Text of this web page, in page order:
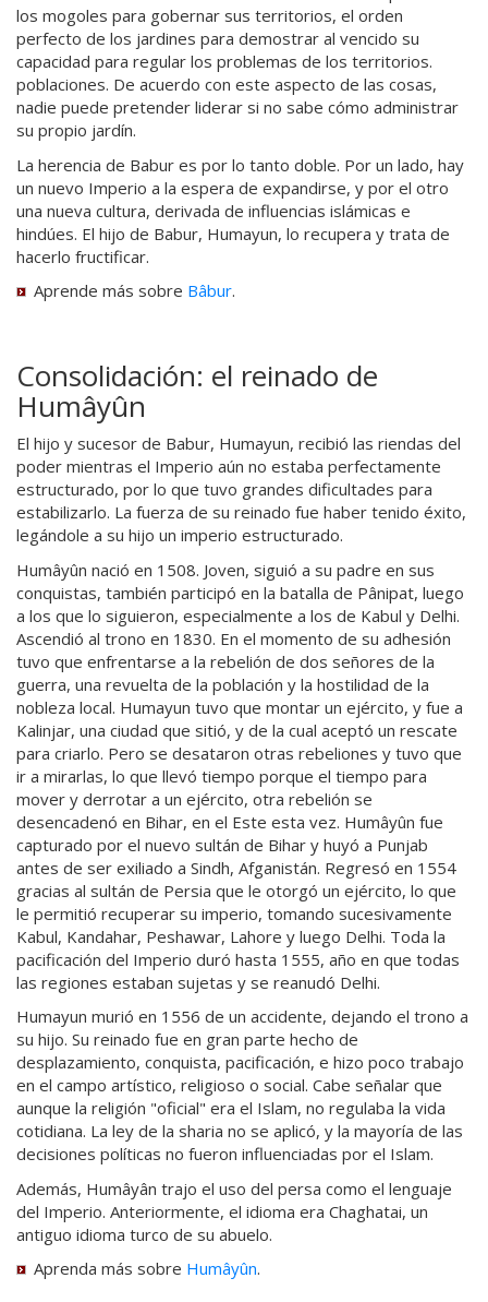
los mogoles para gobernar sus territorios, el orden
perfecto de los jardines para demostrar al vencido su
capacidad para regular los problemas de los territorios.
poblaciones. De acuerdo con este aspecto de las cosas,
nadie puede pretender liderar si no sabe cómo administrar
su propio jardín.
La herencia de Babur es por lo tanto doble. Por un lado, hay
un nuevo Imperio a la espera de expandirse, y por el otro
una nueva cultura, derivada de influencias islámicas e
hindúes. El hijo de Babur, Humayun, lo recupera y trata de
hacerlo fructificar.
Aprende más sobre Bâbur.
Consolidación: el reinado de
Humâyûn
El hijo y sucesor de Babur, Humayun, recibió las riendas del
poder mientras el Imperio aún no estaba perfectamente
estructurado, por lo que tuvo grandes dificultades para
estabilizarlo. La fuerza de su reinado fue haber tenido éxito,
legándole a su hijo un imperio estructurado.
Humâyûn nació en 1508. Joven, siguió a su padre en sus
conquistas, también participó en la batalla de Pânipat, luego
a los que lo siguieron, especialmente a los de Kabul y Delhi.
Ascendió al trono en 1830. En el momento de su adhesión
tuvo que enfrentarse a la rebelión de dos señores de la
guerra, una revuelta de la población y la hostilidad de la
nobleza local. Humayun tuvo que montar un ejército, y fue a
Kalinjar, una ciudad que sitió, y de la cual aceptó un rescate
para criarlo. Pero se desataron otras rebeliones y tuvo que
ir a mirarlas, lo que llevó tiempo porque el tiempo para
mover y derrotar a un ejército, otra rebelión se
desencadenó en Bihar, en el Este esta vez. Humâyûn fue
capturado por el nuevo sultán de Bihar y huyó a Punjab
antes de ser exiliado a Sindh, Afganistán. Regresó en 1554
gracias al sultán de Persia que le otorgó un ejército, lo que
le permitió recuperar su imperio, tomando sucesivamente
Kabul, Kandahar, Peshawar, Lahore y luego Delhi. Toda la
pacificación del Imperio duró hasta 1555, año en que todas
las regiones estaban sujetas y se reanudó Delhi.
Humayun murió en 1556 de un accidente, dejando el trono a
su hijo. Su reinado fue en gran parte hecho de
desplazamiento, conquista, pacificación, e hizo poco trabajo
en el campo artístico, religioso o social. Cabe señalar que
aunque la religión "oficial" era el Islam, no regulaba la vida
cotidiana. La ley de la sharia no se aplicó, y la mayoría de las
decisiones políticas no fueron influenciadas por el Islam.
Además, Humâyân trajo el uso del persa como el lenguaje
del Imperio. Anteriormente, el idioma era Chaghatai, un
antiguo idioma turco de su abuelo.
Aprenda más sobre Humâyûn.